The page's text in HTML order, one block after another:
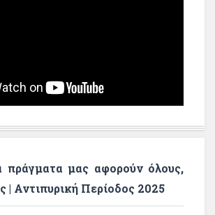
πράγματα μας αφορούν όλους,
| Αντιπυρική Περίοδος 2025